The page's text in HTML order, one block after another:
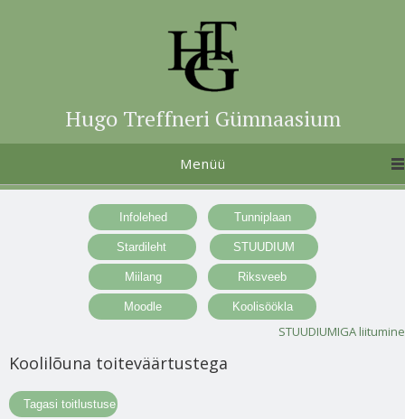
Hugo Treffneri Gümnaasium
Menüü
STUUDIUMIGA liitumine
Koolilõuna toiteväärtustega